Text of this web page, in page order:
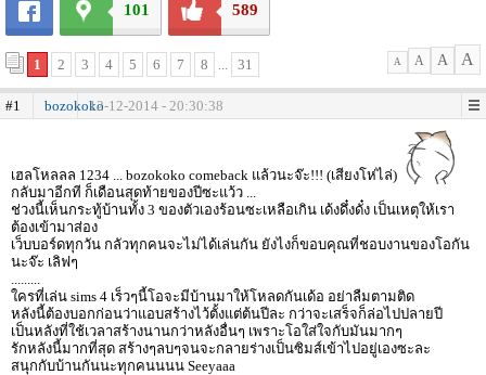
101 589
1 2 3 4 5 6 7 8 ... 31 A A A A
#1 bozokoko12-12-2014 - 20:30:38
เฮลโหลลล 1234 ... bozokoko comeback แล้วนะจ๊ะ!!! (เสียงโห่ไล่)
กลับมาอีกที ก็เดือนสุดท้ายของปีซะแว้ว ...
ช่วงนี้เห็นกระทู้บ้านทั้ง 3 ของตัวเองร้อนซะเหลือเกิน เด้งดึ๋งดั๋ง เป็นเหตุให้เรา
ต้องเข้ามาส่อง
เว็บบอร์ดทุกวัน กลัวทุกคนจะไม่ได้เล่นกัน ยังไงก็ขอบคุณที่ชอบงานของโอกัน
นะจ๊ะ เลิฟๆ
.........
ใครที่เล่น sims 4 เร็วๆนี้โอจะมีบ้านมาให้โหลดกันเด้อ อย่าลืมตามติด
หลังนี้ต้องบอกก่อนว่าแอบสร้างไว้ตั้งแต่ต้นปีละ กว่าจะเสร็จก็ล่อไปปลายปี
เป็นหลังที่ใช้เวลาสร้างนานกว่าหลังอื่นๆ เพราะโอใส่ใจกับมันมากๆ
รักหลังนี้มากที่สุด สร้างๆลบๆจนจะกลายร่างเป็นซิมส์เข้าไปอยู่เองซะละ
สนุกกับบ้านกันนะทุกคนนนน Seeyaaa